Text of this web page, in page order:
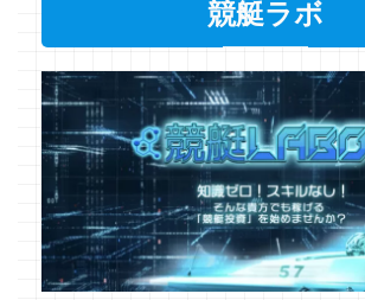
競艇ラボ